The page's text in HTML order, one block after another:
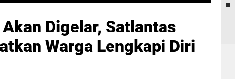
Digelar, Satlantas
Warga Lengkapi Diri